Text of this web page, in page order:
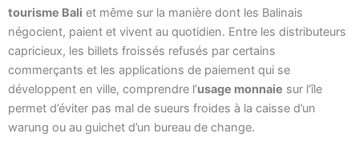
tourisme Bali et même sur la manière dont les Balinais
négocient, paient et vivent au quotidien. Entre les distributeurs
capricieux, les billets froissés refusés par certains
commerçants et les applications de paiement qui se
développent en ville, comprendre l’usage monnaie sur l’île
permet d’éviter pas mal de sueurs froides à la caisse d’un
warung ou au guichet d’un bureau de change.